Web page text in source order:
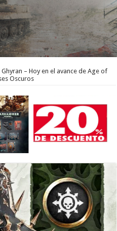
– Hoy en el avance de Age of
Oscuros